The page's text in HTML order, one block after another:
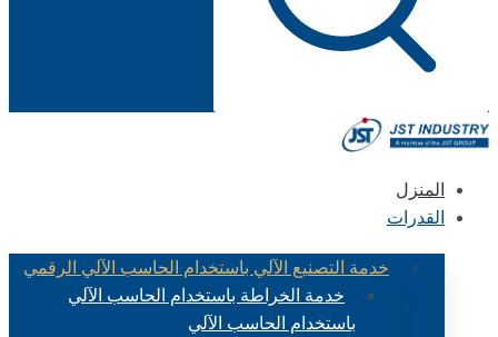
المنزل
القدرات
خدمة التصنيع الآلي باستخدام الحاسب الآلي الرقمي
خدمة الخراطة باستخدام الحاسب الآلي
باستخدام الحاسب الآلي